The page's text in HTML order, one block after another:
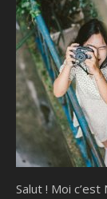
Salut ! Moi